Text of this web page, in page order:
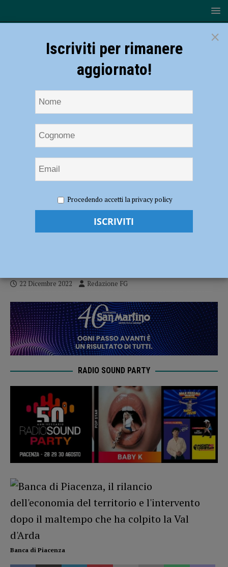
sostegno ai dipendenti per affrontare il caro-vita e il caro-bollette
Banca di Piacenza, un sostegno ai
22 Dicembre 2022 Redazione FG
RADIO SOUND PARTY
Banca di Piacenza
×
Iscriviti per rimanere
aggiornato!
Procedendo accetti la privacy policy